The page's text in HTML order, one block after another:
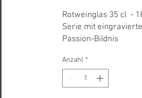
Rotweinglas 35 cl -
Serie mit
Passion-Bildnis
Anzahl *